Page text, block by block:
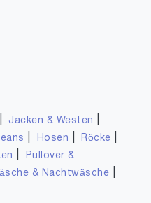
Jacken & Westen
Hosen Röcke
Pullover &
& Nachtwäsche